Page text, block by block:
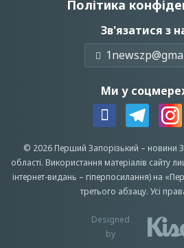
Політика
Зв'язатися з
Ми у
© 2026 Перший Запорізький – новини
області. Використання матеріалів сайту
інтернет-видань – гіперпосилання) на
третього абзацу. Усi
Designed
by